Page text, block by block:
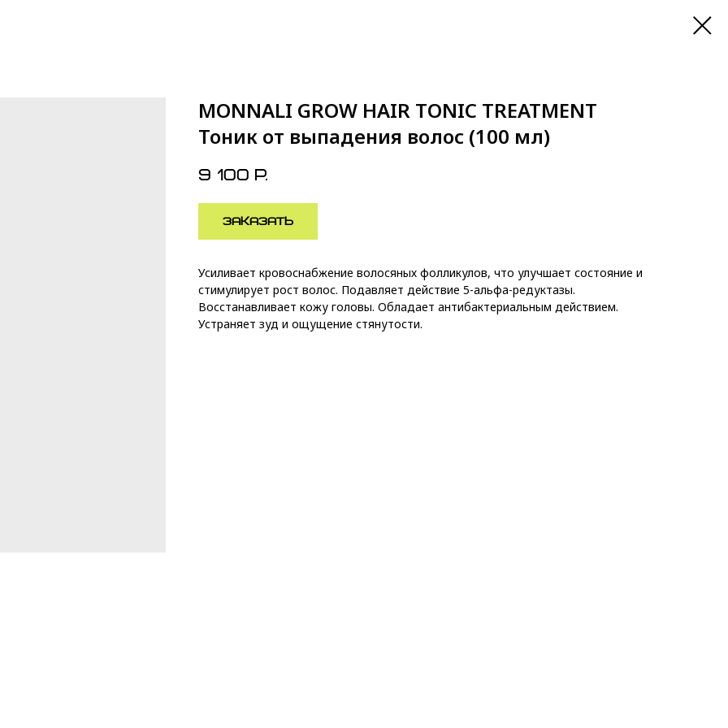
MONNALI GROW HAIR TONIC TREATMENT
Тоник от выпадения волос (100 мл)
9 100 р.
ЗАКАЗАТЬ
Усиливает кровоснабжение волосяных фолликулов, что улучшает состояние и
стимулирует рост волос. Подавляет действие 5-альфа-редуктазы.
Восстанавливает кожу головы. Обладает антибактериальным действием.
Устраняет зуд и ощущение стянутости.